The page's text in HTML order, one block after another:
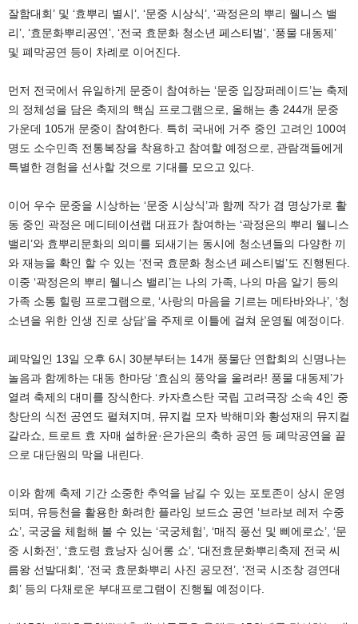
잘함대회’ 및 ‘효뿌리 별시’, ‘문중 시상식’, ‘곽정은의 뿌리 웰니스 밸
리’, ‘효문화뿌리공연’, ‘전국 효문화 청소년 페스티벌’, ‘풍물 대동제’
및 폐막공연 등이 차례로 이어진다.
먼저 전국에서 유일하게 문중이 참여하는 ‘문중 입장퍼레이드’는 축제
의 정체성을 담은 축제의 핵심 프로그램으로, 올해는 총 244개 문중
가운데 105개 문중이 참여한다. 특히 국내에 거주 중인 고려인 100여
명도 소수민족 전통복장을 착용하고 참여할 예정으로, 관람객들에게
특별한 경험을 선사할 것으로 기대를 모으고 있다.
이어 우수 문중을 시상하는 ‘문중 시상식’과 함께 작가 겸 명상가로 활
동 중인 곽정은 메디테이션랩 대표가 참여하는 ‘곽정은의 뿌리 웰니스
밸리’와 효뿌리문화의 의미를 되새기는 동시에 청소년들의 다양한 끼
와 재능을 확인 할 수 있는 ‘전국 효문화 청소년 페스티벌’도 진행된다.
이중 ‘곽정은의 뿌리 웰니스 밸리’는 나의 가족, 나의 마음 알기 등의
가족 소통 힐링 프로그램으로, ‘사랑의 마음을 기르는 메타바와나’, ‘청
소년을 위한 인생 진로 상담’을 주제로 이틀에 걸쳐 운영될 예정이다.
폐막일인 13일 오후 6시 30분부터는 14개 풍물단 연합회의 신명나는
놀음과 함께하는 대동 한마당​ ‘효심의 풍악을 울려라! 풍물 대동제’가
열려 축제의 대미를 장식한다. 카자흐스탄 국립 고려극장 소속 4인 중
창단의 식전 공연도 펼쳐지며, 뮤지컬 모자 박해미와 황성재의 뮤지컬
갈라쇼, 트로트 효 자매 설하윤·은가은의 축하 공연 등 폐막공연을 끝
으로 대단원의 막을 내린다.
이와 함께 축제 기간 소중한 추억을 남길 수 있는 포토존이 상시 운영
되며, 유등천을 활용한 화려한 플라잉 보드쇼 공연 ‘브라보 레저 수중
쇼’, 국궁을 체험해 볼 수 있는 ‘국궁체험’, ‘매직 풍선 및 삐에로쇼’, ‘문
중 시화전’, ‘효도령 효낭자 싱어롱 쇼’, ‘대전효문화뿌리축제 전국 씨
름왕 선발대회’, ‘전국 효문화뿌리 사진 공모전’, ‘전국 시조창 경연대
회’ 등의 다채로운 부대프로그램이 진행될 예정이다.